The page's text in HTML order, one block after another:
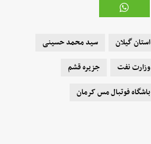
استان گیلان
سید محمد حسینی
وزارت نفت
جزیره قشم
باشگاه فوتبال مس کرمان